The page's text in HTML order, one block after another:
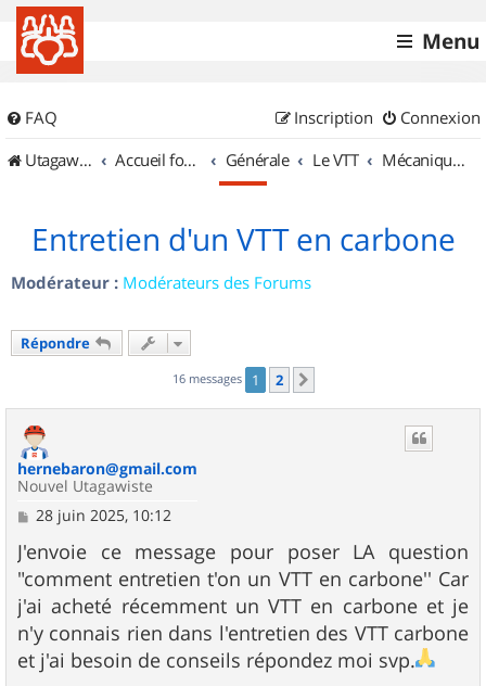
Menu
FAQ Connexion
Inscription
UtagawaVTT (Randos VTT et VTTAE avec traces GPS)
Accueil forum Générale Le VTT Mécanique et Entretiens
Entretien d'un VTT en carbone
Modérateur : Modérateurs des Forums
Répondre
16 messages 1 2
hernebaron@gmail.com
Nouvel Utagawiste
M
s
s
a
g
e
28 juin 2025, 10:12
J'envoie ce message pour poser LA question
"comment entretien t'on un VTT en carbone'' Car
j'ai acheté récemment un VTT en carbone et je
n'y connais rien dans l'entretien des VTT carbone
et j'ai besoin de conseils répondez moi svp.